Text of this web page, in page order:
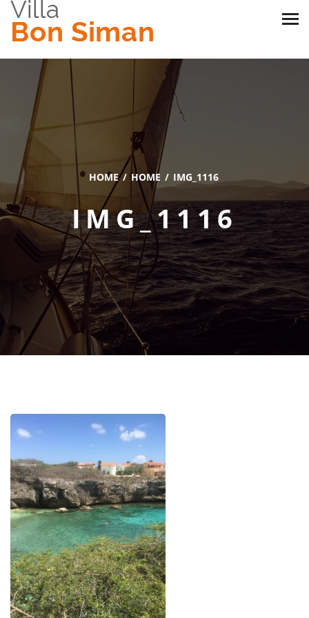
HOME HOME IMG_1116
IMG_1116